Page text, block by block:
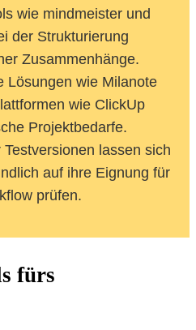
wie mindmeister und
der Strukturierung
Zusammenhänge.
Lösungen wie Milanote
wie ClickUp
Projektbedarfe.
lassen sich
auf ihre Eignung für
prüfen.
fürs